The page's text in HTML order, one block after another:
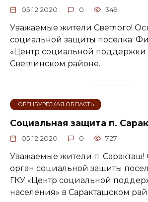
05.12.2020 0 349
Уважаемые жители Светлого!
социальной защиты поселка:
«Центр социальной поддержки
Светлинском районе.
ОРЕНБУРГСКАЯ ОБЛАСТЬ
Социальная защита п.
05.12.2020 0 727
Уважаемые жители п. Саракташ!
орган социальной защиты
ГКУ «Центр социальной
населения» в Саракташском